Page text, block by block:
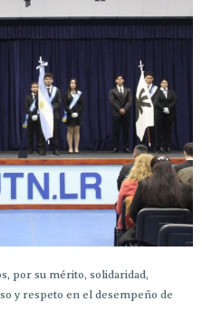
por su mérito, solidaridad,
y respeto en el desempeño de